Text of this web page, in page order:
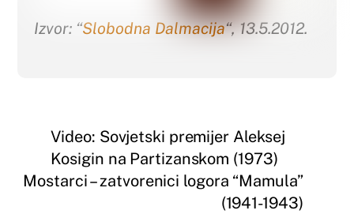
Izvor: “Slobodna Dalmacija“, 13.5.2012.
Video: Sovjetski premijer Aleksej
Kosigin na Partizanskom (1973)
Mostarci – zatvorenici logora “Mamula”
(1941-1943)